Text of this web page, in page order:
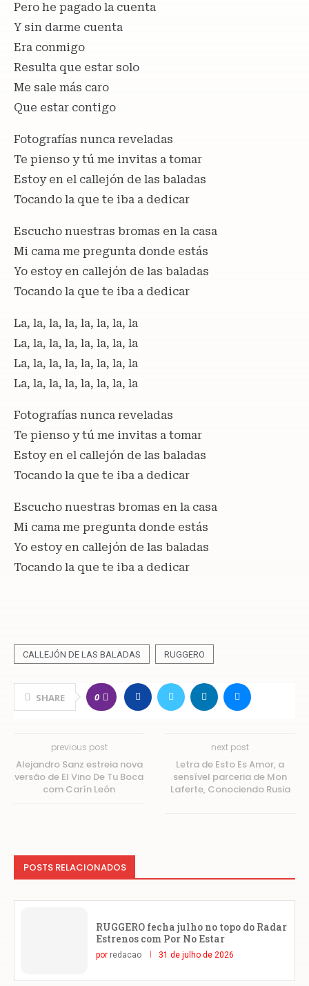
Pero he pagado la cuenta
Y sin darme cuenta
Era conmigo
Resulta que estar solo
Me sale más caro
Que estar contigo
Fotografías nunca reveladas
Te pienso y tú me invitas a tomar
Estoy en el callejón de las baladas
Tocando la que te iba a dedicar
Escucho nuestras bromas en la casa
Mi cama me pregunta donde estás
Yo estoy en callejón de las baladas
Tocando la que te iba a dedicar
La, la, la, la, la, la, la, la
La, la, la, la, la, la, la, la
La, la, la, la, la, la, la, la
La, la, la, la, la, la, la, la
Fotografías nunca reveladas
Te pienso y tú me invitas a tomar
Estoy en el callejón de las baladas
Tocando la que te iba a dedicar
Escucho nuestras bromas en la casa
Mi cama me pregunta donde estás
Yo estoy en callejón de las baladas
Tocando la que te iba a dedicar
CALLEJÓN DE LAS BALADAS RUGGERO
SHARE 0
previous post
Alejandro Sanz estreia nova
versão de El Vino De Tu Boca
com Carín León
next post
Letra de Esto Es Amor, a
sensível parceria de Mon
Laferte, Conociendo Rusia
POSTS RELACIONADOS
RUGGERO fecha julho no topo do Radar
Estrenos com Por No Estar
por redacao 31 de julho de 2026